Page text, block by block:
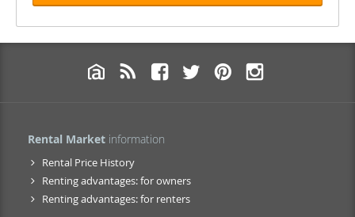
Rental Market information
Rental Price History
Renting advantages: for owners
Renting advantages: for renters